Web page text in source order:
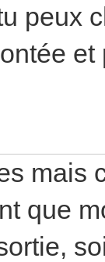
peux
mais
que